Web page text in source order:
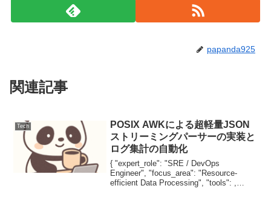
papanda925
関連記事
Tech
POSIX AWKによる超軽量JSON
ストリーミングパーサーの実装と
ログ集計の自動化
{ "expert_role": "SRE / DevOps
Engineer", "focus_area": "Resource-
efficient Data Processing", "tools": ,